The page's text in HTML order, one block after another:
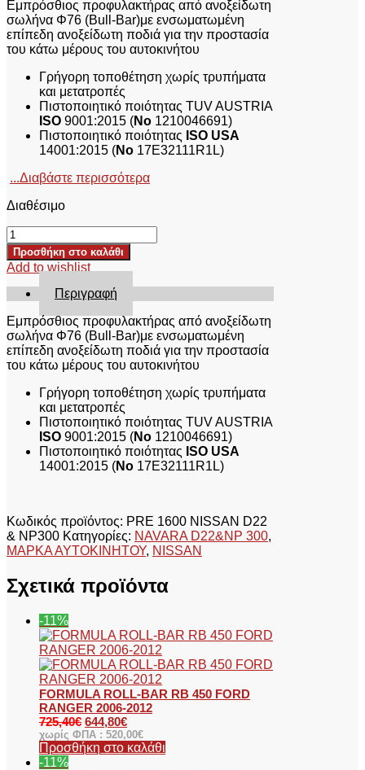
Εμπρόσθιος προφυλακτήρας από ανοξείδωτη
σωλήνα Φ76 (Bull-Bar)με ενσωματωμένη
επίπεδη ανοξείδωτη ποδιά για την προστασία
του κάτω μέρους του αυτοκινήτου
Γρήγορη τοποθέτηση χωρίς τρυπήματα
και μετατροπές
Πιστοποιητικό ποιότητας TUV AUSTRIA
ISO 9001:2015 (No 1210046691)
Πιστοποιητικό ποιότητας ISO USA
14001:2015 (No 17E32111R1L)
...Διαβάστε περισσότερα
Διαθέσιμο
ΕΜΠΡΟΣΘΙΟΣ
ΠΡΟΦΥΛΑΚΤΗΡΑΣ
ΜΕ
ΠΟΔΙΑ
(BULL-
BAR)
PRE
1600
NISSAN
NAVARA
NP300
ποσότητα
Προσθήκη στο καλάθι
Add to wishlist
Περιγραφή
Εμπρόσθιος προφυλακτήρας από ανοξείδωτη
σωλήνα Φ76 (Bull-Bar)με ενσωματωμένη
επίπεδη ανοξείδωτη ποδιά για την προστασία
του κάτω μέρους του αυτοκινήτου
Γρήγορη τοποθέτηση χωρίς τρυπήματα
και μετατροπές
Πιστοποιητικό ποιότητας TUV AUSTRIA
ISO 9001:2015 (No 1210046691)
Πιστοποιητικό ποιότητας ISO USA
14001:2015 (No 17E32111R1L)
Κωδικός προϊόντος: PRE 1600 NISSAN D22
& NP300 Κατηγορίες: NAVARA D22&NP 300,
ΜΑΡΚΑ ΑΥΤΟΚΙΝΗΤΟΥ, NISSAN
Σχετικά προϊόντα
-11%
FORMULA ROLL-BAR RB 450 FORD
RANGER 2006-2012
725,40€ 644,80€
χωρίς ΦΠΑ : 520,00€
Προσθήκη στο καλάθι
-11%